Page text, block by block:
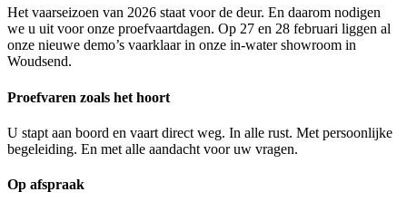
Het vaarseizoen van 2026 staat voor de deur. En daarom nodigen
we u uit voor onze proefvaartdagen. Op 27 en 28 februari liggen al
onze nieuwe demo’s vaarklaar in onze in-water showroom in
Woudsend.
Proefvaren zoals het hoort
U stapt aan boord en vaart direct weg. In alle rust. Met persoonlijke
begeleiding. En met alle aandacht voor uw vragen.
Op afspraak